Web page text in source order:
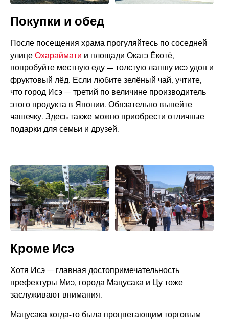
Покупки и обед
После посещения храма прогуляйтесь по соседней
улице Охараймати и площади Окагэ Ёкотё,
попробуйте местную еду — толстую лапшу исэ удон и
фруктовый лёд. Если любите зелёный чай, учтите,
что город Исэ — третий по величине производитель
этого продукта в Японии. Обязательно выпейте
чашечку. Здесь также можно приобрести отличные
подарки для семьи и друзей.
Кроме Исэ
Хотя Исэ — главная достопримечательность
префектуры Миэ, города Мацусака и Цу тоже
заслуживают внимания.
Мацусака когда-то была процветающим торговым